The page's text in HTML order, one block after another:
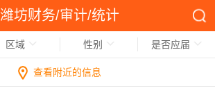
潍坊财务/审计/统计
区域 性别 是否应届
查看附近的信息